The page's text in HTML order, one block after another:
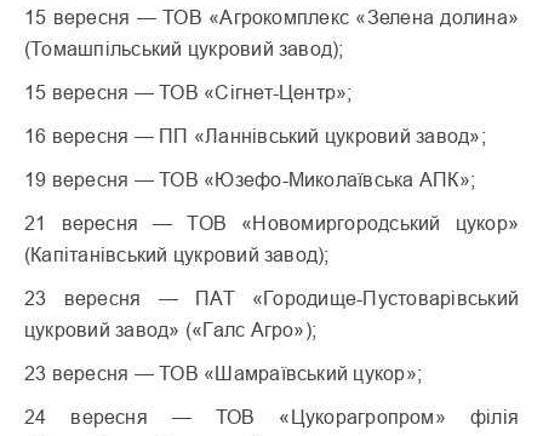
15 вересня — ТОВ «Агрокомплекс «Зелена долина»
(Томашпільський цукровий завод);
15 вересня — ТОВ «Сігнет-Центр»;
16 вересня — ПП «Ланнівський цукровий завод»;
19 вересня — ТОВ «Юзефо-Миколаївська АПК»;
21 вересня — ТОВ «Новомиргородський цукор»
(Капітанівський цукровий завод);
23 вересня — ПАТ «Городище-Пустоварівський
цукровий завод» («Галс Агро»);
23 вересня — ТОВ «Шамраївський цукор»;
24 вересня — ТОВ «Цукорагропром» філія